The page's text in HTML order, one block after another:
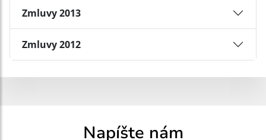
Zmluvy 2013
Zmluvy 2012
Napíšte nám